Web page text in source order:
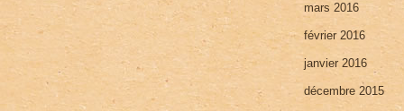
mars 2016
février 2016
janvier 2016
décembre 2015